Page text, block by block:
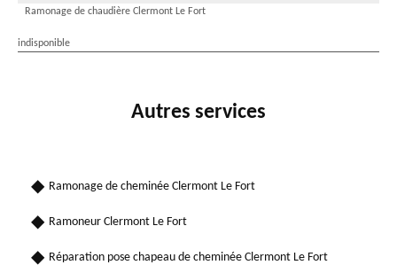
Ramonage de chaudière Clermont Le Fort
indisponible
Autres services
Ramonage de cheminée Clermont Le Fort
Ramoneur Clermont Le Fort
Réparation pose chapeau de cheminée Clermont Le Fort